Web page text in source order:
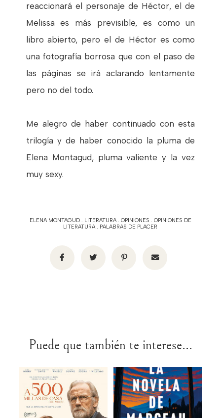
reaccionará el personaje de Héctor, el de
Melissa es más previsible, es como un
libro abierto, pero el de Héctor es como
una fotografía borrosa que con el paso de
las páginas se irá aclarando lentamente
pero no del todo.
Me alegro de haber continuado con esta
trilogía y de haber conocido la pluma de
Elena Montagud, pluma valiente y la vez
muy sexy.
ELENA MONTAGUD. LITERATURA. OPINIONES . OPINIONES DE
LITERATURA. PALABRAS DE PLACER
Puede que también te interese...